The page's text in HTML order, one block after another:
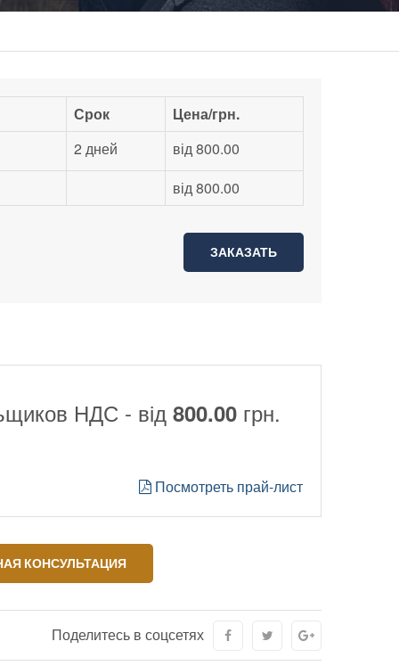
Срок
Цена/грн.
2 дней
від 800.00
від 800.00
НДС - від 800.00 грн.
Посмотреть прай-лист
КОНСУЛЬТАЦИЯ
Поделитесь в соцсетях